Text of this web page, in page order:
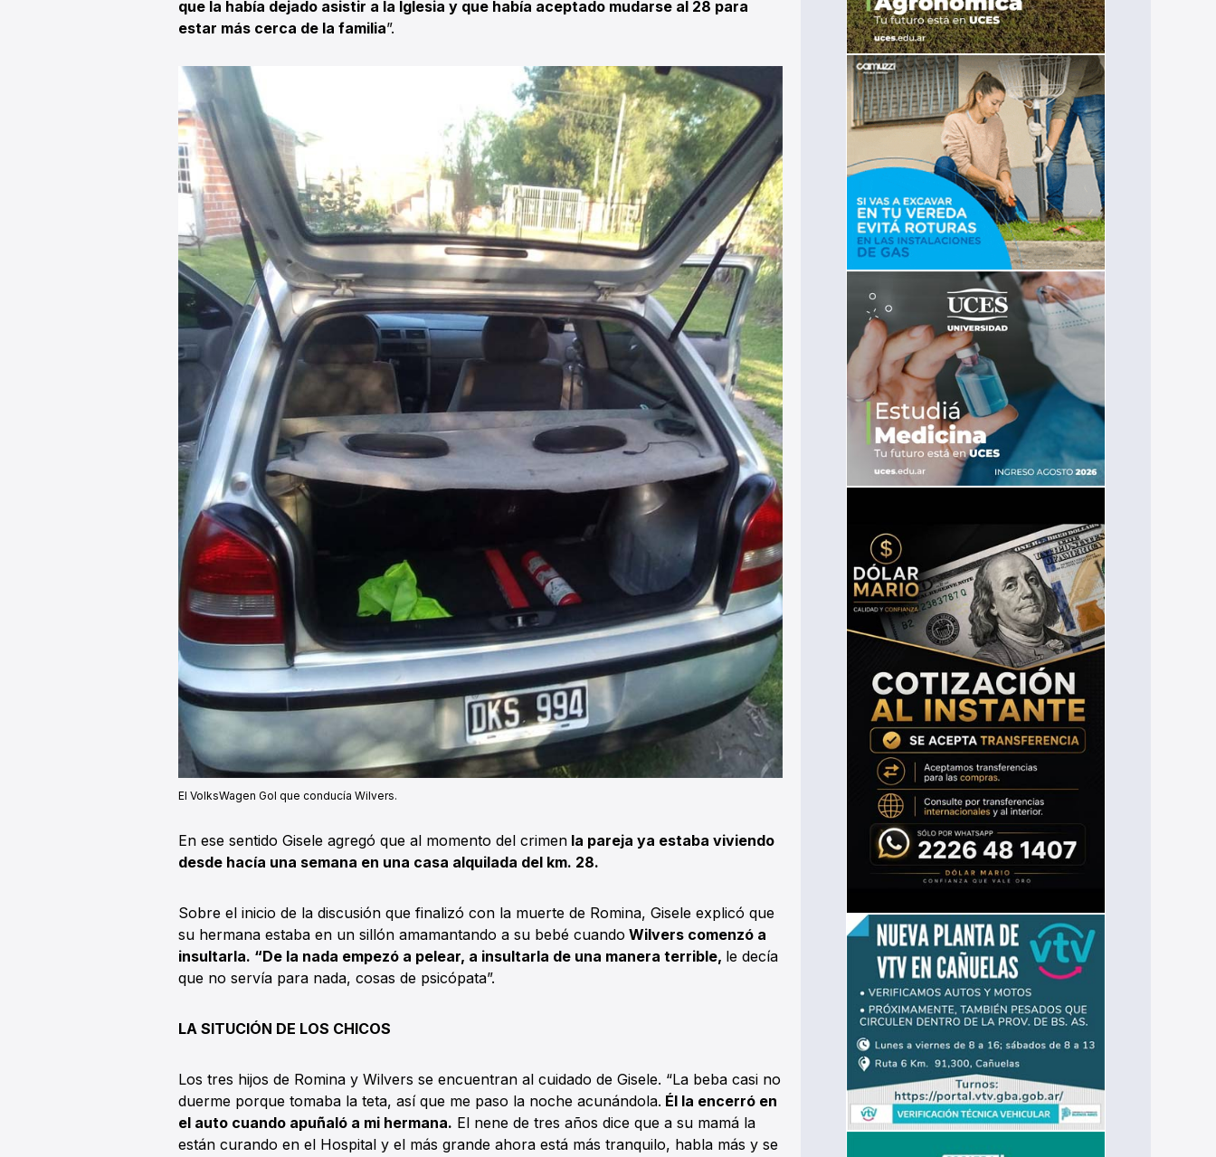
que la había dejado asistir a la Iglesia y que había aceptado mudarse al 28 para
estar más cerca de la familia”.
El VolksWagen Gol que conducía Wilvers.
En ese sentido Gisele agregó que al momento del crimen la pareja ya estaba viviendo
desde hacía una semana en una casa alquilada del km. 28.
Sobre el inicio de la discusión que finalizó con la muerte de Romina, Gisele explicó que
su hermana estaba en un sillón amamantando a su bebé cuando Wilvers comenzó a
insultarla. “De la nada empezó a pelear, a insultarla de una manera terrible, le decía
que no servía para nada, cosas de psicópata”.
LA SITUCIÓN DE LOS CHICOS
Los tres hijos de Romina y Wilvers se encuentran al cuidado de Gisele. “La beba casi no
duerme porque tomaba la teta, así que me paso la noche acunándola. Él la encerró en
el auto cuando apuñaló a mi hermana. El nene de tres años dice que a su mamá la
están curando en el Hospital y el más grande ahora está más tranquilo, habla más y se